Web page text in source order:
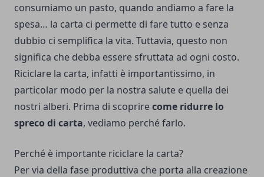
consumiamo un pasto, quando andiamo a fare la
spesa… la carta ci permette di fare tutto e senza
dubbio ci semplifica la vita. Tuttavia, questo non
significa che debba essere sfruttata ad ogni costo.
Riciclare la carta, infatti è importantissimo, in
particolar modo per la nostra salute e quella dei
nostri alberi. Prima di scoprirecome ridurre lo
spreco di carta, vediamo perché farlo.
Perché è importante riciclare la carta?
Per via della fase produttiva che porta alla creazione